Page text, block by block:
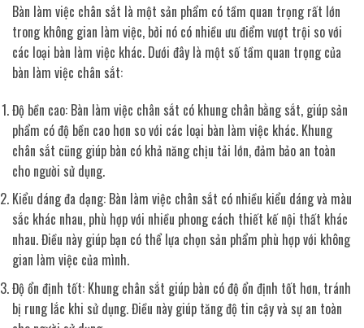
Bàn làm việc chân sắt là một sản phẩm có tầm quan trọng rất lớn
trong không gian làm việc, bởi nó có nhiều ưu điểm vượt trội so với
các loại bàn làm việc khác. Dưới đây là một số tầm quan trọng của
bàn làm việc chân sắt:
Độ bền cao: Bàn làm việc chân sắt có khung chân bằng sắt, giúp sản
phẩm có độ bền cao hơn so với các loại bàn làm việc khác. Khung
chân sắt cũng giúp bàn có khả năng chịu tải lớn, đảm bảo an toàn
cho người sử dụng.
Kiểu dáng đa dạng: Bàn làm việc chân sắt có nhiều kiểu dáng và màu
sắc khác nhau, phù hợp với nhiều phong cách thiết kế nội thất khác
nhau. Điều này giúp bạn có thể lựa chọn sản phẩm phù hợp với không
gian làm việc của mình.
Độ ổn định tốt: Khung chân sắt giúp bàn có độ ổn định tốt hơn, tránh
bị rung lắc khi sử dụng. Điều này giúp tăng độ tin cậy và sự an toàn